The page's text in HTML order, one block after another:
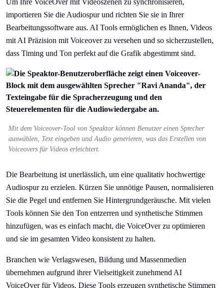
Um Ihre VoiceOver mit Videoszenen zu synchronisieren,
importieren Sie die Audiospur und richten Sie sie in Ihrer
Bearbeitungssoftware aus. AI Tools ermöglichen es Ihnen, Videos
mit AI Präzision mit Voiceover zu versehen und so sicherzustellen,
dass Timing und Ton perfekt auf die Grafik abgestimmt sind.
Mit dem Voiceover-Tool von Speaktor können Benutzer einen Sprecher
auswählen, Text eingeben und Audio generieren, was das Erstellen von
Voiceovers für Videos erleichtert.
Die Bearbeitung ist unerlässlich, um eine qualitativ hochwertige
Audiospur zu erzielen. Kürzen Sie unnötige Pausen, normalisieren
Sie die Pegel und entfernen Sie Hintergrundgeräusche. Mit vielen
Tools können Sie den Ton entzerren und synthetische Stimmen
hinzufügen, was es einfach macht, die VoiceOver zu optimieren
und sie im gesamten Video konsistent zu halten.
Branchen wie Verlagswesen, Bildung und Massenmedien
übernehmen aufgrund ihrer Vielseitigkeit zunehmend AI
VoiceOver für Videos. Diese Tools erzeugen synthetische Stimmen